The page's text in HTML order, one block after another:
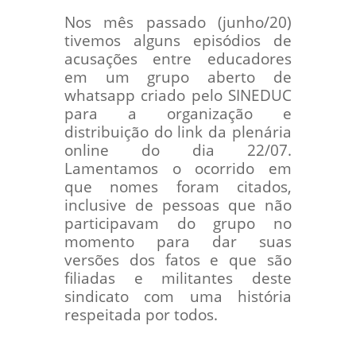
Nos mês passado (junho/20)
tivemos alguns episódios de
acusações entre educadores
em um grupo aberto de
whatsapp criado pelo SINEDUC
para a organização e
distribuição do link da plenária
online do dia 22/07.
Lamentamos o ocorrido em
que nomes foram citados,
inclusive de pessoas que não
participavam do grupo no
momento para dar suas
versões dos fatos e que são
filiadas e militantes deste
sindicato com uma história
respeitada por todos.